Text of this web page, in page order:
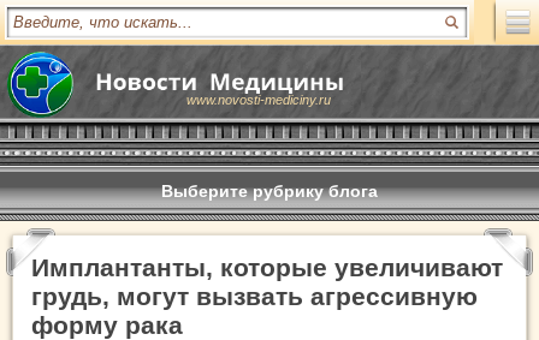
www.novosti-mediciny.ru
Выберите рубрику блога
Имплантанты, которые увеличивают
грудь, могут вызвать агрессивную
форму рака